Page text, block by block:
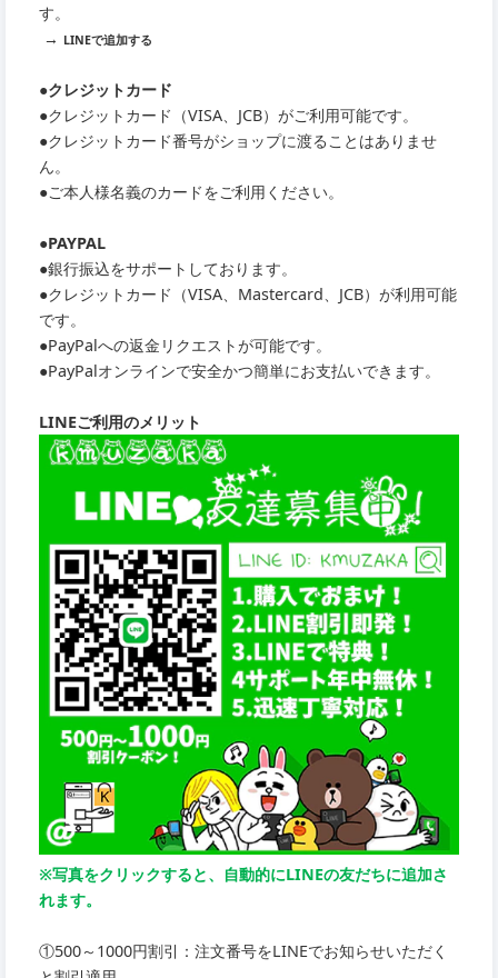
す。
→ LINEで追加する
●クレジットカード
●クレジットカード（VISA、JCB）がご利用可能です。
●クレジットカード番号がショップに渡ることはありませ
ん。
●ご本人様名義のカードをご利用ください。
●PAYPAL
●銀行振込をサポートしております。
●クレジットカード（VISA、Mastercard、JCB）が利用可能
です。
●PayPalへの返金リクエストが可能です。
●PayPalオンラインで安全かつ簡単にお支払いできます。
LINEご利用のメリット
※写真をクリックすると、自動的にLINEの友だちに追加さ
れます。
①500～1000円割引：注文番号をLINEでお知らせいただく